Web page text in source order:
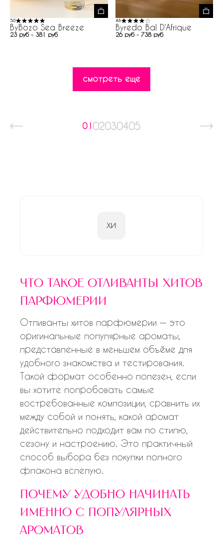
5.0
ByBozo Sea Breeze
23 руб - 381 руб
4.6
Byredo Bal D‘Afrique
26 руб - 738 руб
смотреть еще
01 02030405
ХИ
что такое отливанты хитов
парфюмерии
Отливанты хитов парфюмерии — это
оригинальные популярные ароматы,
представленные в меньшем объёме для
удобного знакомства и тестирования.
Такой формат особенно полезен, если
вы хотите попробовать самые
востребованные композиции, сравнить их
между собой и понять, какой аромат
действительно подходит вам по стилю,
сезону и настроению. Это практичный
способ выбора без покупки полного
флакона вслепую.
почему удобно начинать
именно с популярных
ароматов